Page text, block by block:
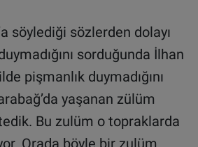
söylediği sözlerden dolayı
sorduğunda İlhan
pişmanlık duymadığını
yaşanan zülüm
Bu zulüm o topraklarda
Orada böyle bir zulüm